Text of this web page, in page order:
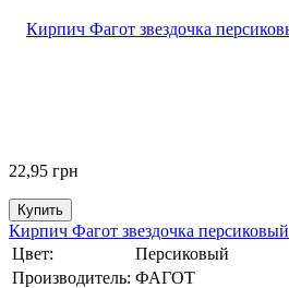
22,95 грн
Купить
Кирпич Фагот звездочка персиковый
Цвет:
Персиковый
Производитель: ФАГОТ